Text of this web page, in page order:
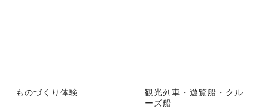
ものづくり体験
観光列車・遊覧船・クル
ーズ船